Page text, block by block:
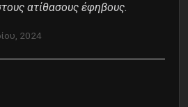
ατίθασους έφηβους.
2024